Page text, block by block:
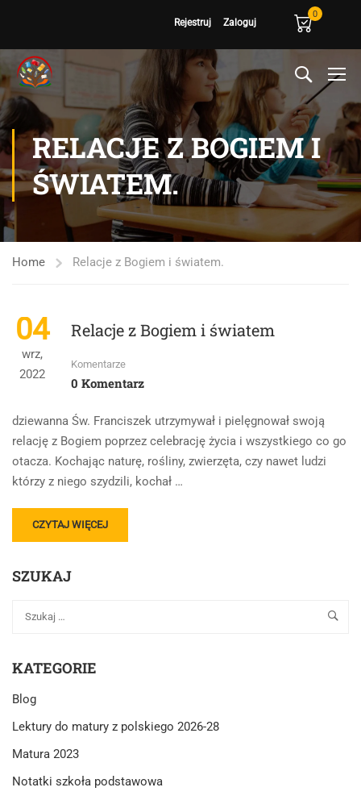
Rejestruj Zaloguj
0
RELACJE Z BOGIEM I
ŚWIATEM.
Home Relacje z Bogiem i światem.
04
wrz,
2022
Relacje z Bogiem i światem
Komentarze
0 Komentarz
dziewanna Św. Franciszek utrzymywał i pielęgnował swoją
relację z Bogiem poprzez celebrację życia i wszystkiego co go
otacza. Kochając naturę, rośliny, zwierzęta, czy nawet ludzi
którzy z niego szydzili, kochał …
READ
MORE
RELACJE
I
CZYTAJ WIĘCEJ
SZUKAJ
KATEGORIE
Blog
Lektury do matury z polskiego 2026-28
Matura 2023
Notatki szkoła podstawowa